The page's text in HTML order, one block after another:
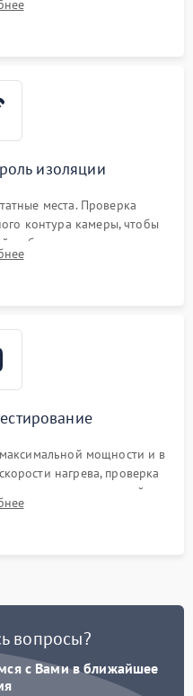
контактов и замена
изоляции
места. Проверка
контура камеры, чтобы
мебели и потерю тепла.
сборка корпуса шкафа.
максимальной мощности и в
нагрева, проверка
достижении заданной
утечек тока.
вопросы?
с Вами в ближайшее